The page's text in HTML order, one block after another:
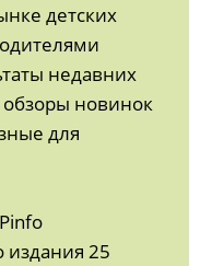
детских
недавних
новинок
для
издания 25